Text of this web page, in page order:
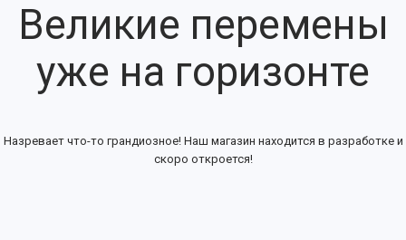
Великие перемены
уже на горизонте
Назревает что-то грандиозное! Наш магазин находится в разработке и
скоро откроется!